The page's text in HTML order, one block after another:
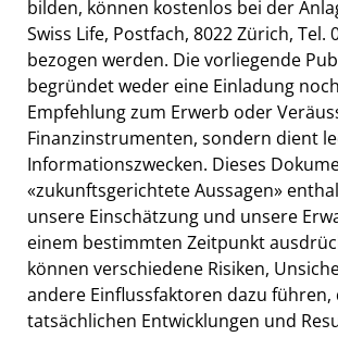
bilden, können kostenlos bei der
Swiss Life, Postfach, 8022 Zürich, Tel.
bezogen werden. Die vorliegende
begründet weder eine Einladung
Empfehlung zum Erwerb oder
Finanzinstrumenten, sondern dient
Informationszwecken. Dieses
«zukunftsgerichtete Aussagen»
unsere Einschätzung und unsere
einem bestimmten Zeitpunkt
können verschiedene Risiken,
andere Einflussfaktoren dazu führen,
tatsächlichen Entwicklungen und